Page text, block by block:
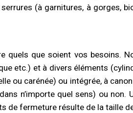
(à garnitures, à gorges,
quels que soient vos besoins.
etc.) et à divers éléments
ou carénée) ou intégrée, à
n’importe quel sens) ou non.
fermeture résulte de la taille